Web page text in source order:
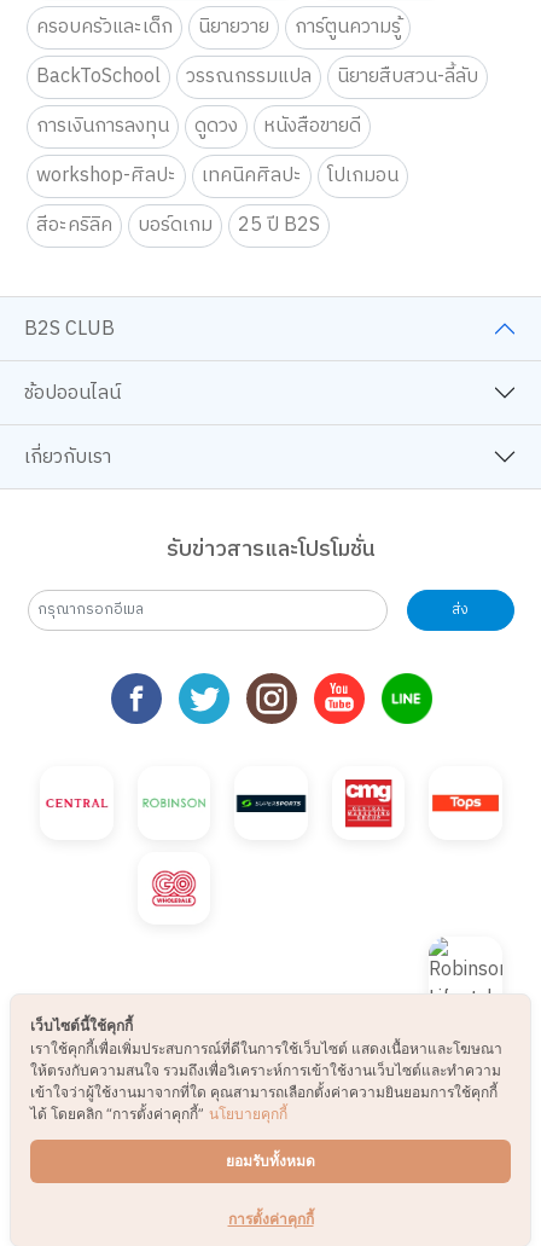
ครอบครัวและเด็ก
นิยายวาย
การ์ตูนความรู้
BackToSchool
วรรณกรรมแปล
นิยายสืบสวน-ลี้ลับ
การเงินการลงทุน
ดูดวง
หนังสือขายดี
workshop-ศิลปะ
เทคนิคศิลปะ
โปเกมอน
สีอะคริลิค
บอร์ดเกม 25 ปี B2S
B2S CLUB
ช้อปออนไลน์
เกี่ยวกับเรา
รับข่าวสารและโปรโมชั่น
ส่ง
© 2021 B2S CLUB, All rights reserved. Web
Design by1001click.
เว็บไซต์นี้ใช้คุกกี้
เราใช้คุกกี้เพื่อเพิ่มประสบการณ์ที่ดีในการใช้เว็บไซต์ แสดงเนื้อหาและโฆษณา
ให้ตรงกับความสนใจ รวมถึงเพื่อวิเคราะห์การเข้าใช้งานเว็บไซต์และทำความ
เข้าใจว่าผู้ใช้งานมาจากที่ใด คุณสามารถเลือกตั้งค่าความยินยอมการใช้คุกกี้
ได้ โดยคลิก “การตั้งค่าคุกกี้” นโยบายคุกกี้
ยอมรับทั้งหมด
การตั้งค่าคุกกี้